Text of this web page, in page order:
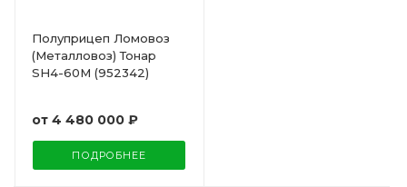
Полуприцеп Ломовоз
(Металловоз) Тонар
SH4-60M (952342)
от 4 480 000 ₽
ПОДРОБНЕЕ